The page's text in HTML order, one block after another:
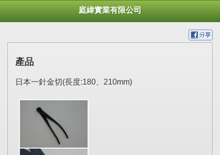
庭緯實業有限公司
產品
日本一針金切(長度:180、210mm)